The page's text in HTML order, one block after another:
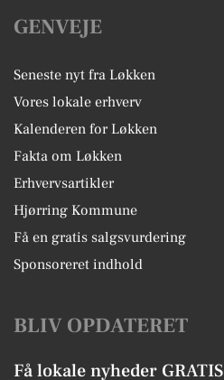
GENVEJE
Seneste nyt fra Løkken
Vores lokale erhverv
Kalenderen for Løkken
Fakta om Løkken
Erhvervsartikler
Hjørring Kommune
Få en gratis salgsvurdering
Sponsoreret indhold
BLIV OPDATERET
Få lokale nyheder GRATIS